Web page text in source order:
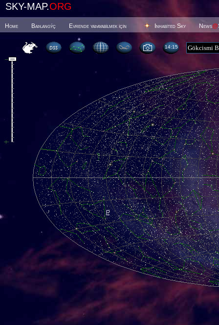
SKY-MAP.ORG
Home Baþlangýç Evrende yaþayabilmek için Inhabited Sky News@
14 15